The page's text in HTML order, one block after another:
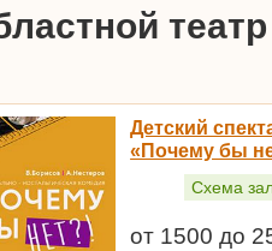
театр
Детский
«Почему бы
Схема
от 1500 до